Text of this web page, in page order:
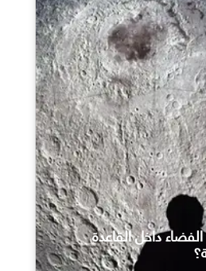
داخل القاعدة